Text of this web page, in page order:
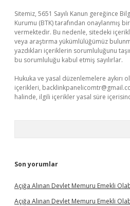
Sitemiz, 5651 Sayılı Kanun gereğince
Kurumu (BTK) tarafından onaylanmış
vermektedir. Bu nedenle, sitedeki
veya araştırma yükümlülüğümüz
yazdıkları içeriklerin sorumluluğunu
bu sorumluluğu kabul etmiş sayılırlar.
Hukuka ve yasal düzenlemelere aykırı
içerikleri,
halinde, ilgili içerikler yasal süre
Son yorumlar
Açığa Alınan Devlet Memuru Emekli
Açığa Alınan Devlet Memuru Emekli